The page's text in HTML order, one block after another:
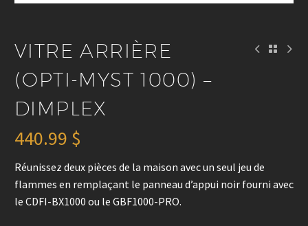
VITRE ARRIÈRE
(OPTI-MYST 1000) –
DIMPLEX
440.99 $
Réunissez deux pièces de la maison avec un seul jeu de
flammes en remplaçant le panneau d’appui noir fourni avec
le CDFI-BX1000 ou le GBF1000-PRO.